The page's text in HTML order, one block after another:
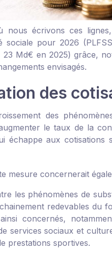
nous écrivons ces
sociale pour 2026
Md€ en 2025) grâce,
envisagés.
des
des
le taux de la
échappe aux cotisations
mesure concernerait
les phénomènes de
redevables du
concernés,
services sociaux et
prestations sportives.